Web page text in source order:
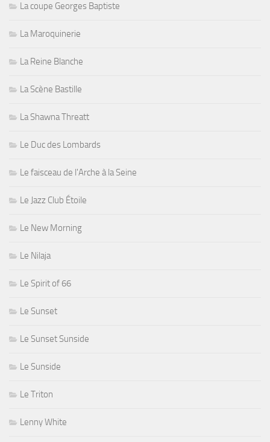
La coupe Georges Baptiste
La Maroquinerie
La Reine Blanche
La Scène Bastille
La Shawna Threatt
Le Duc des Lombards
Le faisceau de l'Arche à la Seine
Le Jazz Club Étoile
Le New Morning
Le Nilaja
Le Spirit of 66
Le Sunset
Le Sunset Sunside
Le Sunside
Le Triton
Lenny White